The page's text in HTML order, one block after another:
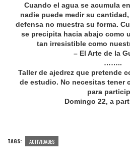
Cuando el agua se acumula
nadie puede medir su
defensa no muestra su forma.
se precipita hacia abajo como
tan irresistible como
– El Arte de la
……..
Taller de ajedrez que pretende
de estudio. No necesitas tener
para
Domingo 22, a
TAGS: ACTIVIDADES